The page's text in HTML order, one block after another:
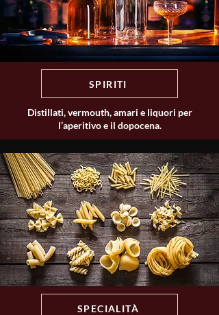
SPIRITI
Distillati, vermouth, amari e liquori per
l’aperitivo e il dopocena.
SPECIALITÀ